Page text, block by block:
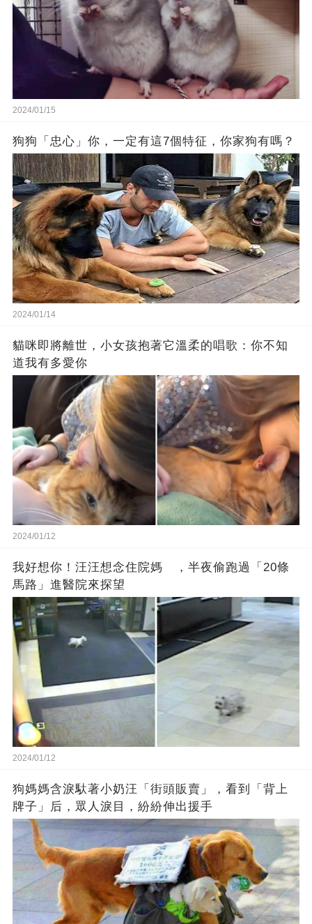
2024/01/15
狗狗「忠心」你，一定有這7個特征，你家狗有嗎？
2024/01/14
貓咪即將離世，小女孩抱著它溫柔的唱歌：你不知
道我有多愛你
2024/01/12
我好想你！汪汪想念住院媽 ，半夜偷跑過「20條
馬路」進醫院來探望
2024/01/12
狗媽媽含淚馱著小奶汪「街頭販賣」，看到「背上
牌子」后，眾人淚目，紛紛伸出援手